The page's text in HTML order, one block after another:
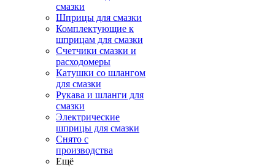
смазки
Шприцы для смазки
Комплектующие к
шприцам для смазки
Счетчики смазки и
расходомеры
Катушки со шлангом
для смазки
Рукава и шланги для
смазки
Электрические
шприцы для смазки
Снято с
производства
Ещё